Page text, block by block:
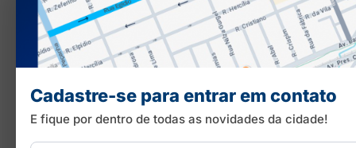
Cadastre-se para entrar em contato
E fique por dentro de todas as novidades da cidade!